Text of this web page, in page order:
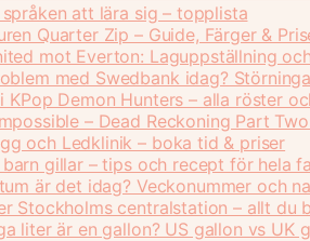
språken att lära sig – topplista
Quarter Zip – Guide, Färger &
mot Everton: Laguppställning
med Swedbank idag?
KPop Demon Hunters – alla röster
– Dead Reckoning Part
och Ledklinik – boka tid & priser
gillar – tips och recept för hela
är det idag? Veckonummer och
Stockholms centralstation – allt du
liter är en gallon? US gallon vs UK